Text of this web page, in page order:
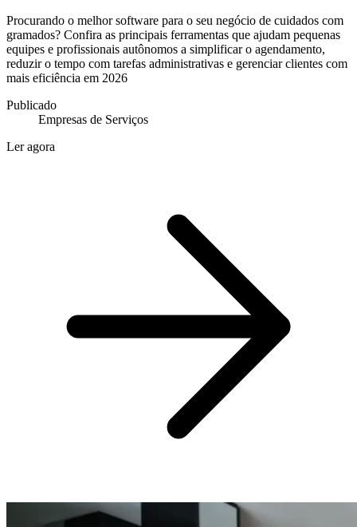
Procurando o melhor software para o seu negócio de cuidados com
gramados? Confira as principais ferramentas que ajudam pequenas
equipes e profissionais autônomos a simplificar o agendamento,
reduzir o tempo com tarefas administrativas e gerenciar clientes com
mais eficiência em 2026
Publicado
Empresas de Serviços
Ler agora